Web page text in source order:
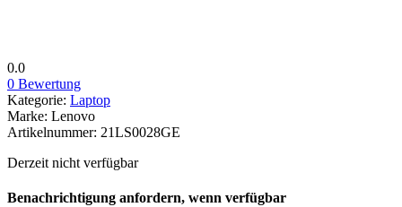
0.0
0 Bewertung
Kategorie: Laptop
Marke: Lenovo
Artikelnummer: 21LS0028GE
Derzeit nicht verfügbar
Benachrichtigung anfordern, wenn verfügbar